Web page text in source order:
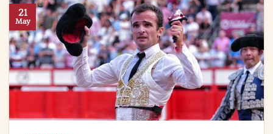
21
May